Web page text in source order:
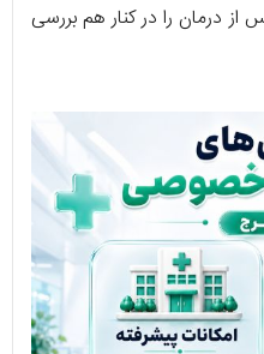
درمان را در کنار هم بررسی